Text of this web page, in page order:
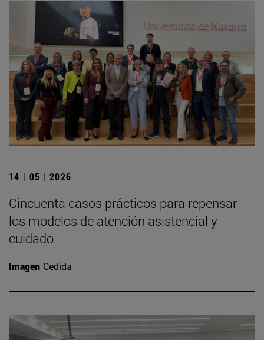
14 | 05 | 2026
Cincuenta casos prácticos para repensar
los modelos de atención asistencial y
cuidado
Imagen Cedida